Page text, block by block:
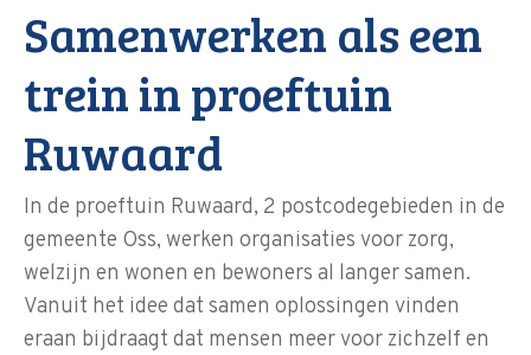
Samenwerken als een
trein in proeftuin
Ruwaard
In de proeftuin Ruwaard, 2 postcodegebieden in de
gemeente Oss, werken organisaties voor zorg,
welzijn en wonen en bewoners al langer samen.
Vanuit het idee dat samen oplossingen vinden
eraan bijdraagt dat mensen meer voor zichzelf en